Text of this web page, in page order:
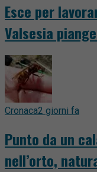
Esce per
Valsesia
Cronaca2 giorni fa
Punto da un
nell’orto,